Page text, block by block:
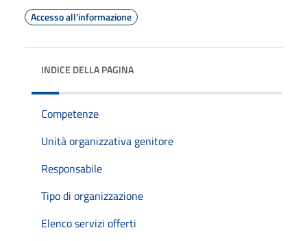
Accesso all'informazione
INDICE DELLA PAGINA
Competenze
Unità organizzativa genitore
Responsabile
Tipo di organizzazione
Elenco servizi offerti